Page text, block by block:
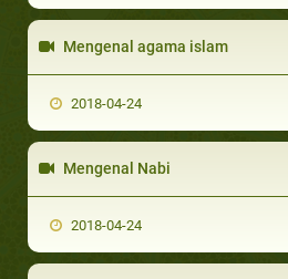
Mengenal agama islam
2018-04-24
Mengenal Nabi
2018-04-24